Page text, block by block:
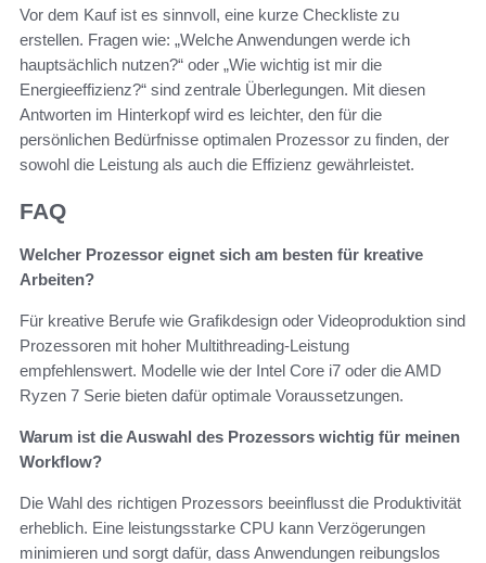
Vor dem Kauf ist es sinnvoll, eine kurze Checkliste zu
erstellen. Fragen wie: „Welche Anwendungen werde ich
hauptsächlich nutzen?“ oder „Wie wichtig ist mir die
Energieeffizienz?“ sind zentrale Überlegungen. Mit diesen
Antworten im Hinterkopf wird es leichter, den für die
persönlichen Bedürfnisse optimalen Prozessor zu finden, der
sowohl die Leistung als auch die Effizienz gewährleistet.
FAQ
Welcher Prozessor eignet sich am besten für kreative
Arbeiten?
Für kreative Berufe wie Grafikdesign oder Videoproduktion sind
Prozessoren mit hoher Multithreading-Leistung
empfehlenswert. Modelle wie der Intel Core i7 oder die AMD
Ryzen 7 Serie bieten dafür optimale Voraussetzungen.
Warum ist die Auswahl des Prozessors wichtig für meinen
Workflow?
Die Wahl des richtigen Prozessors beeinflusst die Produktivität
erheblich. Eine leistungsstarke CPU kann Verzögerungen
minimieren und sorgt dafür, dass Anwendungen reibungslos